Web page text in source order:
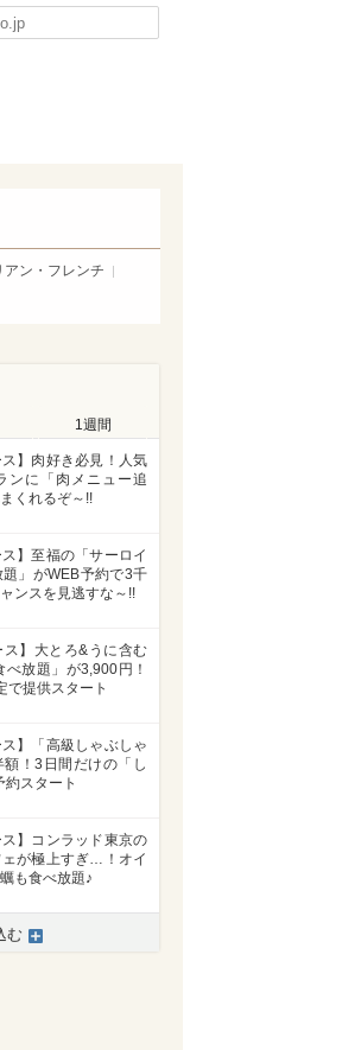
ン・フレンチ
1週間
ス】肉好き必見！人気
ンに「肉メニュー追
くれるぞ～!!
ス】至福の「サーロイ
」がWEB予約で3千
ンスを見逃すな～!!
ス】大とろ&うに含む
べ放題」が3,900円！
で提供スタート
ス】「高級しゃぶしゃ
！3日間だけの「し
約スタート
ス】コンラッド東京の
が極上すぎ…！オイ
も食べ放題♪
む